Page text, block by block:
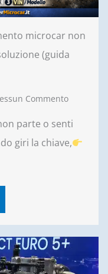
microcar non
(guida
Commento
parte o senti
giri la chiave,